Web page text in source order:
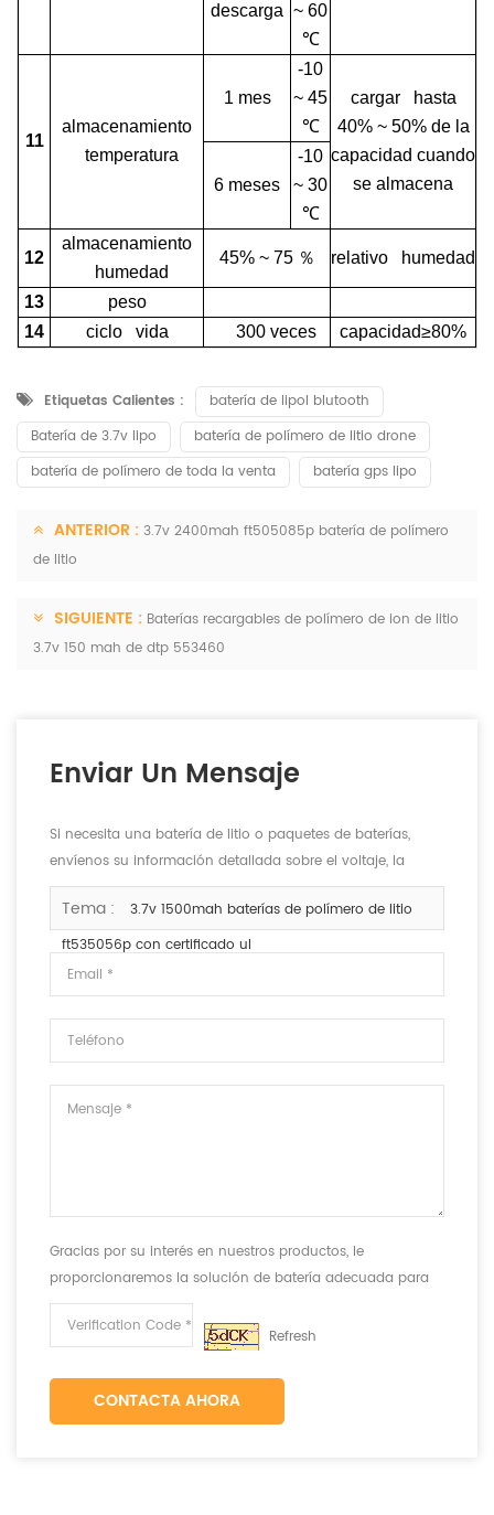
descarga ~ 60
℃
11
almacenamiento
temperatura
1 mes
-10
~ 45
℃
cargar hasta
40% ~ 50% de la
capacidad cuando
se almacena
6 meses
-10
~ 30
℃
12
almacenamiento
humedad
45% ~ 75％ relativo humedad
13
peso
14
ciclo vida 300 veces capacidad≥80%
Etiquetas Calientes :
batería de lipol blutooth
Batería de 3.7v lipo
batería de polímero de litio drone
batería de polímero de toda la venta
batería gps lipo
ANTERIOR : 3.7v 2400mah ft505085p batería de polímero
de litio
SIGUIENTE : Baterías recargables de polímero de ion de litio
3.7v 150 mah de dtp 553460
Enviar Un Mensaje
Si necesita una batería de litio o paquetes de baterías,
envíenos su información detallada sobre el voltaje, la
capacidad y el tamaño.
Tema :
3.7v 1500mah baterías de polímero de litio
ft535056p con certificado ul
Gracias por su interés en nuestros productos, le
proporcionaremos la solución de batería adecuada para
cumplir con sus requisitos.
Refresh
CONTACTA AHORA